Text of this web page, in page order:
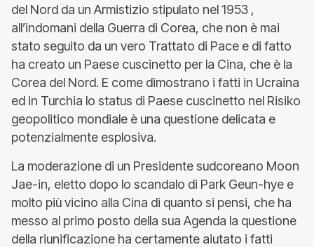
del Nord da un Armistizio stipulato nel 1953 ,
all’indomani della Guerra di Corea, che non è mai
stato seguito da un vero Trattato di Pace e di fatto
ha creato un Paese cuscinetto per la Cina, che è la
Corea del Nord. E come dimostrano i fatti in Ucraina
ed in Turchia lo status di Paese cuscinetto nel Risiko
geopolitico mondiale è una questione delicata e
potenzialmente esplosiva.
La moderazione di un Presidente sudcoreano Moon
Jae-in, eletto dopo lo scandalo di Park Geun-hye e
molto più vicino alla Cina di quanto si pensi, che ha
messo al primo posto della sua Agenda la questione
della riunificazione ha certamente aiutato i fatti